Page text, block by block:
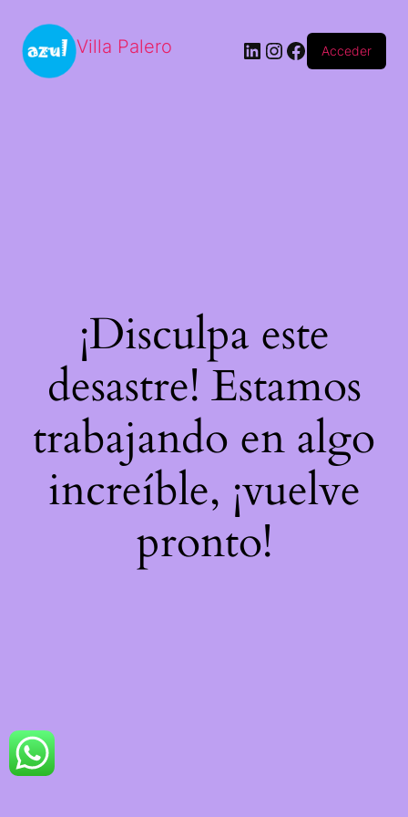
Villa Palero LinkedIn
Instagram
Facebook
Acceder
¡Disculpa este
desastre! Estamos
trabajando en algo
increíble, ¡vuelve
pronto!